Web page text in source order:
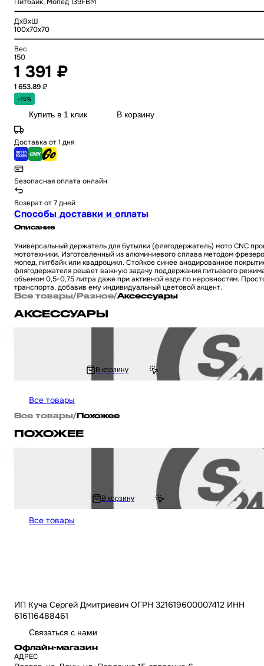
ДхВхШ
100x70x70
Вес
150
1 391 ₽
1 653.89 ₽
-15%
Купить в 1 клик В корзину
Доставка от 1 дня
Безопасная оплата онлайн
Возврат от 7 дней
Способы доставки и оплаты
Описание
Универсальный держатель для бутылки (флягодержатель) мото CNC
мототехники. Изготовленный из алюминиевого сплава методом
мопед, питбайк или квадроцикл. Стойкое синее анодированное
флягодержателя решает важную задачу поддержания питьевого
объемом 0,5-0,75 литра даже при активной езде по неровностям.
транспорта, добавив ему индивидуальный цветовой акцент.
Все товары/Разное/Аксессуары
АКСЕССУАРЫ
Ключ замка зажигания (заготовка) на мотоцикл и скутер Suzuki /
В корзину
Все товары
Все товары/Похожее
ПОХОЖЕЕ
Держатель бутылки (флягодержатель) мото CNC "LIPAI" (красный)
В корзину
Все товары
ИП Куча Сергей Дмитриевич ОГРН 321619600007412 ИНН
616116488461
Связаться с нами
Офлайн-магазин
АДРЕС